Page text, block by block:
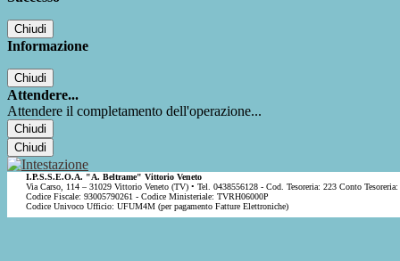
Chiudi
Informazione
Chiudi
Attendere...
Attendere il completamento dell'operazione...
Chiudi
Chiudi
I.P.S.S.E.O.A. "A. Beltrame" Vittorio Veneto
Via Carso, 114 – 31029 Vittorio Veneto (TV) • Tel. 0438556128 - Cod. Tesoreria: 223 Conto
Codice Fiscale: 93005790261 - Codice Ministeriale: TVRH06000P
Codice Univoco Ufficio: UFUM4M (per pagamento Fatture Elettroniche)